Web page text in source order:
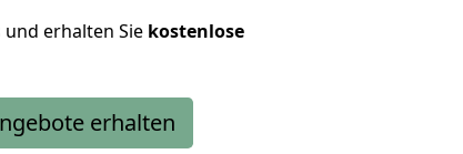
und erhalten Sie kostenlose
erhalten